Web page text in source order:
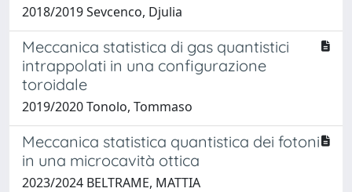
2018/2019 Sevcenco, Djulia
Meccanica statistica di gas quantistici
intrappolati in una configurazione
toroidale
2019/2020 Tonolo, Tommaso
Meccanica statistica quantistica dei fotoni
in una microcavità ottica
2023/2024 BELTRAME, MATTIA